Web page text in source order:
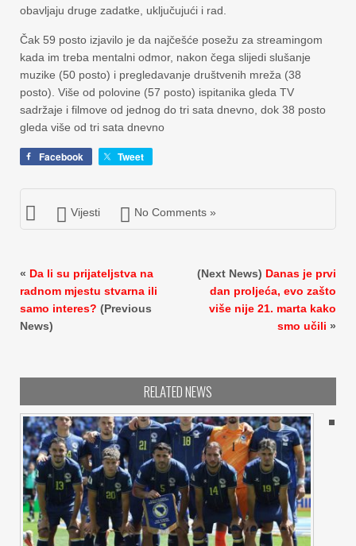
obavljaju druge zadatke, uključujući i rad.
Čak 59 posto izjavilo je da najčešće posežu za streamingom
kada im treba mentalni odmor, nakon čega slijedi slušanje
muzike (50 posto) i pregledavanje društvenih mreža (38
posto). Više od polovine (57 posto) ispitanika gleda TV
sadržaje i filmove od jednog do tri sata dnevno, dok 38 posto
gleda više od tri sata dnevno
Facebook Tweet
Vijesti No Comments »
« Da li su prijateljstva na
radnom mjestu stvarna ili
samo interes? (Previous
News)
(Next News) Danas je prvi
dan proljeća, evo zašto
više nije 21. marta kako
smo učili »
RELATED NEWS